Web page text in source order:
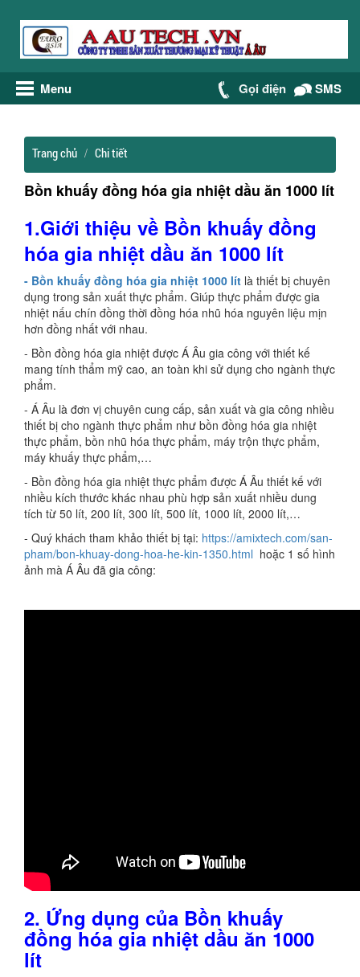
Menu Gọi điện SMS
Trang chủ Chi tiết
Bồn khuấy đồng hóa gia nhiệt dầu ăn 1000 lít
1.Giới thiệu về Bồn khuấy đồng
hóa gia nhiệt dầu ăn 1000 lít
- Bồn khuấy đồng hóa gia nhiệt 1000 lít là thiết bị chuyên
dụng trong sản xuất thực phẩm. Giúp thực phẩm được gia
nhiệt nấu chín đồng thời đồng hóa nhũ hóa nguyên liệu mịn
hơn đồng nhất với nhau.
- Bồn đồng hóa gia nhiệt được Á Âu gia công với thiết kế
mang tính thẩm mỹ cao, an toàn khi sử dụng cho ngành thực
phẩm.
- Á Âu là đơn vị chuyên cung cấp, sản xuất và gia công nhiều
thiết bị cho ngành thực phẩm như bồn đồng hóa gia nhiệt
thực phẩm, bồn nhũ hóa thực phẩm, máy trộn thực phẩm,
máy khuấy thực phẩm,…
- Bồn đồng hóa gia nhiệt thực phẩm được Á Âu thiết kế với
nhiều kích thước khác nhau phù hợp sản xuất nhiều dung
tích từ 50 lít, 200 lít, 300 lít, 500 lít, 1000 lít, 2000 lít,…
- Quý khách tham khảo thiết bị tại: https://amixtech.com/san-
pham/bon-khuay-dong-hoa-he-kin-1350.html hoặc 1 số hình
ảnh mà Á Âu đã gia công:
2. Ứng dụng của Bồn khuấy
đồng hóa gia nhiệt dầu ăn 1000
lít